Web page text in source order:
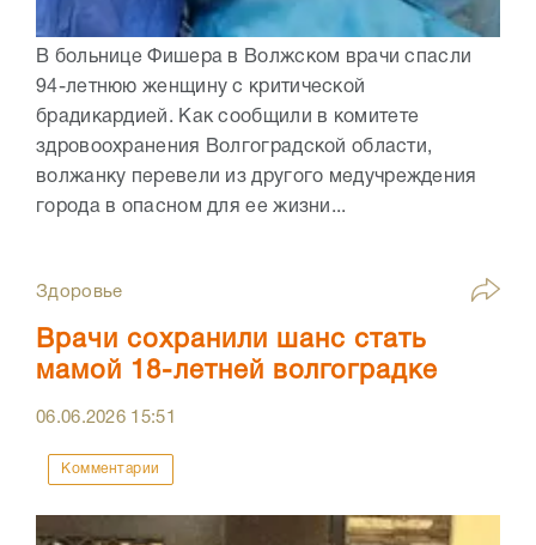
В больнице Фишера в Волжском врачи спасли
94-летнюю женщину с критической
брадикардией. Как сообщили в комитете
здровоохранения Волгоградской области,
волжанку перевели из другого медучреждения
города в опасном для ее жизни...
Здоровье
Врачи сохранили шанс стать
мамой 18-летней волгоградке
06.06.2026 15:51
Комментарии